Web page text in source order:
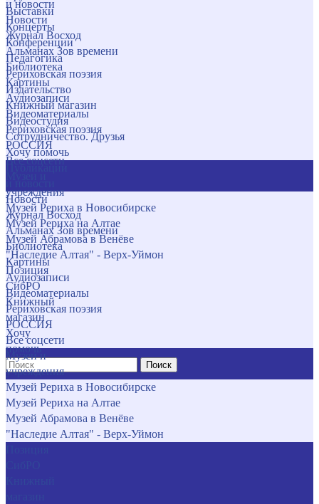
и новости
Новости
Журнал Восход
Альманах Зов времени
Библиотека
Картины
Аудиозаписи
Видеоматериалы
Рериховская поэзия
РОССИЯ
Все соцсети
учреждения
Музей Рериха в Новосибирске
Музей Рериха на Алтае
Музей Абрамова в Венёве
"Наследие Алтая" - Верх-Уймон
Позиция
СибРО
Книжный
магазин
Хочу
помочь
Поиск
Выставки
Концерты
Конференции
Педагогика
Рериховская поэзия
Издательство
Книжный магазин
Видеостудия
Сотрудничество. Друзья
Хочу помочь
Новости
Журнал Восход
Альманах Зов времени
Библиотека
Картины
Аудиозаписи
Видеоматериалы
Рериховская поэзия
РОССИЯ
Все соцсети
Музеи и
учреждения
Музей Рериха в Новосибирске
Музей Рериха на Алтае
Музей Абрамова в Венёве
"Наследие Алтая" - Верх-Уймон